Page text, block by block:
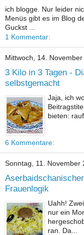
ich blogge. Nur leider
Menüs gibt es im Blog
Guckst ...
1 Kommentar:
Mittwoch, 14. November
3 Kilo in 3 Tagen -
selbstgemacht
Jaja, ich
bieten:
6 Kommentare:
Sonntag, 11. November
Frauenlogik
Uahh!
nur ein
ran. Da...